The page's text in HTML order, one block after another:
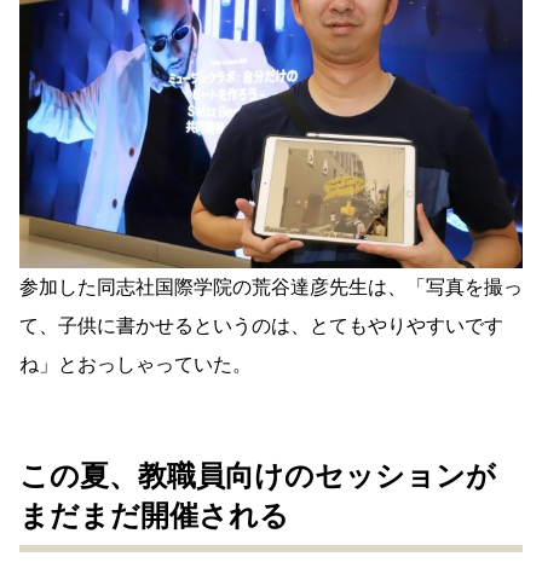
参加した同志社国際学院の荒谷達彦先生は、「写真を撮っ
て、子供に書かせるというのは、とてもやりやすいです
ね」とおっしゃっていた。
この夏、教職員向けのセッションが
まだまだ開催される